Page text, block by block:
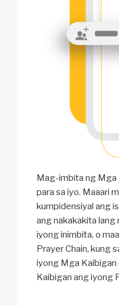
Mag-imbita ng Mga
para sa iyo. Maaari
kumpidensiyal ang
ang nakakakita
iyong inimbita, o
Prayer Chain, kung
iyong Mga
Kaibigan ang iyong